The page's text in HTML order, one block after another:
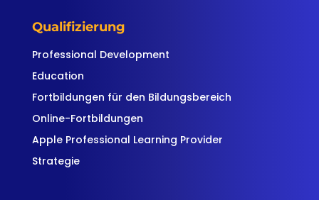
Qualifizierung
Professional Development
Education
Fortbildungen für den Bildungsbereich
Online-Fortbildungen
Apple Professional Learning Provider
Strategie